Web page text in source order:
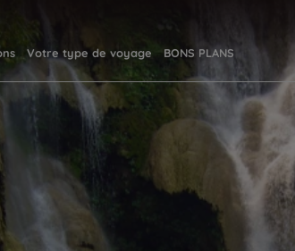
Votre type de voyage BONS PLANS